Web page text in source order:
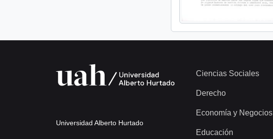
Universidad Alberto Hurtado
Ciencias Sociales
Derecho
Economía y Negocios
Educación